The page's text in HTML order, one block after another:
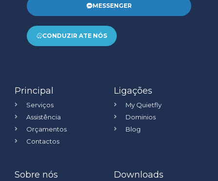
MESSENGER
CONDUZIR ATE NÓS
Principal
Serviços
Assistência
Orçamentos
Contactos
Ligações
My Quietfly
Dominios
Blog
Sobre nós Downloads